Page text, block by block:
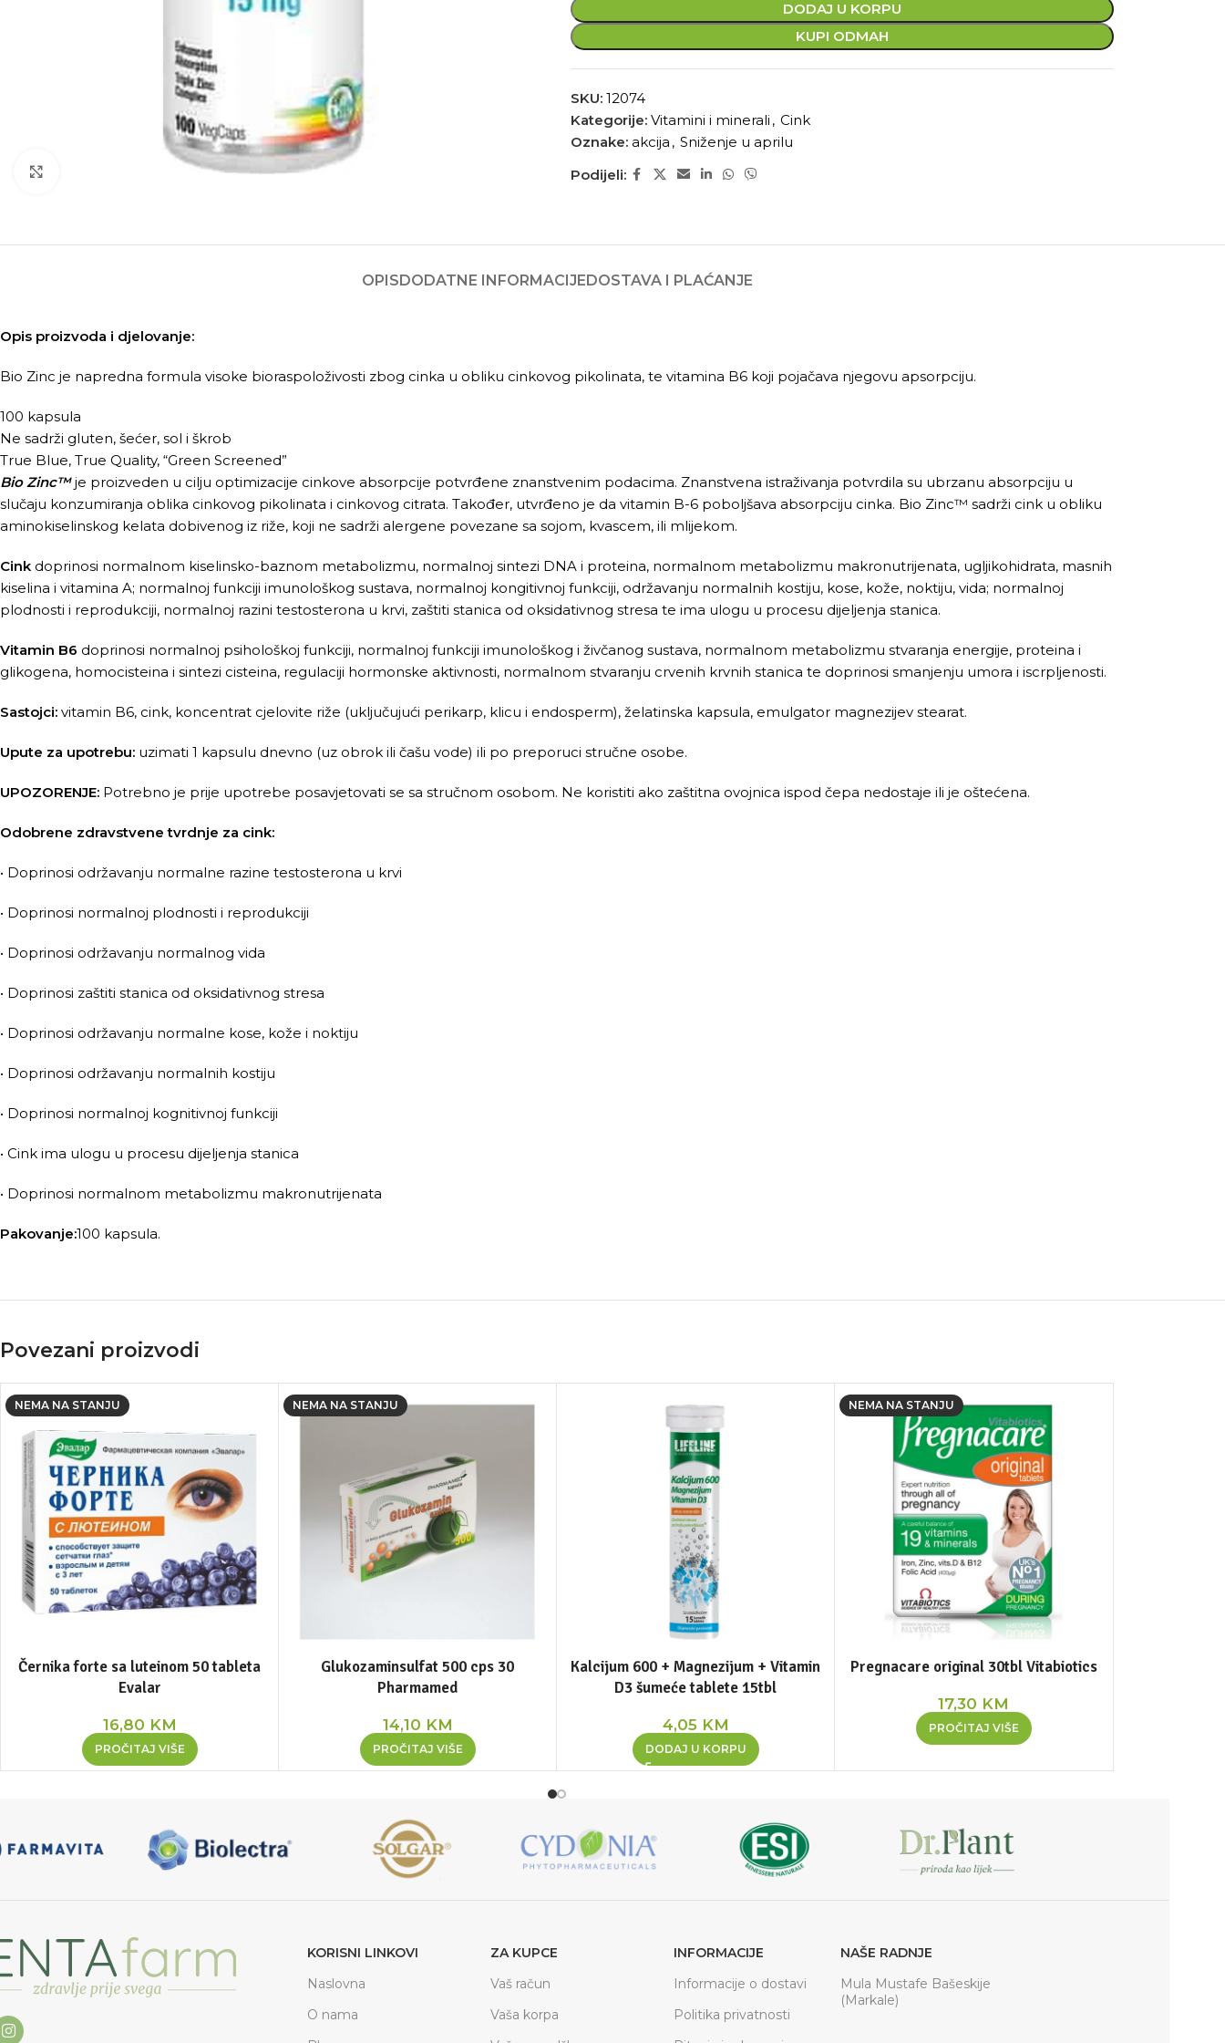
Kliknite za povećanje
DODAJ U KORPU
KUPI ODMAH
SKU: 12074
Kategorije: Vitamini i minerali , Cink
Oznake: akcija , Sniženje u aprilu
Podijeli:
OPISDODATNE INFORMACIJEDOSTAVA I PLAĆANJE
Opis proizvoda i djelovanje:
Bio Zinc je napredna formula visoke bioraspoloživosti zbog cinka u obliku cinkovog pikolinata, te vitamina B6 koji pojačava njegovu apsorpciju.
100 kapsula
Ne sadrži gluten, šećer, sol i škrob
True Blue, True Quality, “Green Screened”
Bio Zinc™ je proizveden u cilju optimizacije cinkove absorpcije potvrđene znanstvenim podacima. Znanstvena istraživanja potvrdila su ubrzanu absorpciju u
slučaju konzumiranja oblika cinkovog pikolinata i cinkovog citrata. Također, utvrđeno je da vitamin B-6 poboljšava absorpciju cinka. Bio Zinc™ sadrži cink u obliku
aminokiselinskog kelata dobivenog iz riže, koji ne sadrži alergene povezane sa sojom, kvascem, ili mlijekom.
Cink doprinosi normalnom kiselinsko-baznom metabolizmu, normalnoj sintezi DNA i proteina, normalnom metabolizmu makronutrijenata, ugljikohidrata, masnih
kiselina i vitamina A; normalnoj funkciji imunološkog sustava, normalnoj kongitivnoj funkciji, održavanju normalnih kostiju, kose, kože, noktiju, vida; normalnoj
plodnosti i reprodukciji, normalnoj razini testosterona u krvi, zaštiti stanica od oksidativnog stresa te ima ulogu u procesu dijeljenja stanica.
Vitamin B6 doprinosi normalnoj psihološkoj funkciji, normalnoj funkciji imunološkog i živčanog sustava, normalnom metabolizmu stvaranja energije, proteina i
glikogena, homocisteina i sintezi cisteina, regulaciji hormonske aktivnosti, normalnom stvaranju crvenih krvnih stanica te doprinosi smanjenju umora i iscrpljenosti.
Sastojci: vitamin B6, cink, koncentrat cjelovite riže (uključujući perikarp, klicu i endosperm), želatinska kapsula, emulgator magnezijev stearat.
Upute za upotrebu: uzimati 1 kapsulu dnevno (uz obrok ili čašu vode) ili po preporuci stručne osobe.
UPOZORENJE: Potrebno je prije upotrebe posavjetovati se sa stručnom osobom. Ne koristiti ako zaštitna ovojnica ispod čepa nedostaje ili je oštećena.
Odobrene zdravstvene tvrdnje za cink:
• Doprinosi održavanju normalne razine testosterona u krvi
• Doprinosi normalnoj plodnosti i reprodukciji
• Doprinosi održavanju normalnog vida
• Doprinosi zaštiti stanica od oksidativnog stresa
• Doprinosi održavanju normalne kose, kože i noktiju
• Doprinosi održavanju normalnih kostiju
• Doprinosi normalnoj kognitivnoj funkciji
• Cink ima ulogu u procesu dijeljenja stanica
• Doprinosi normalnom metabolizmu makronutrijenata
Pakovanje:100 kapsula.
Povezani proizvodi
NEMA NA STANJU
Černika forte sa luteinom 50 tableta
Evalar
16,80 KM
PROČITAJ VIŠE
NEMA NA STANJU
Glukozaminsulfat 500 cps 30
Pharmamed
14,10 KM
PROČITAJ VIŠE
Kalcijum 600 + Magnezijum + Vitamin
D3 šumeće tablete 15tbl
4,05 KM
DODAJ U KORPU
NEMA NA STANJU
Pregnacare original 30tbl Vitabiotics
17,30 KM
PROČITAJ VIŠE
KORISNI LINKOVI
Naslovna
O nama
ZA KUPCE
Vaš račun
Vaša korpa
INFORMACIJE
Informacije o dostavi
Politika privatnosti
NAŠE RADNJE
Mula Mustafe Bašeskije
(Markale)